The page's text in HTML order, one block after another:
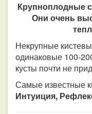
Крупноплодные
Они очень
Некрупные
одинаковые 100-
кусты почти не
Самые известные
Интуиция,